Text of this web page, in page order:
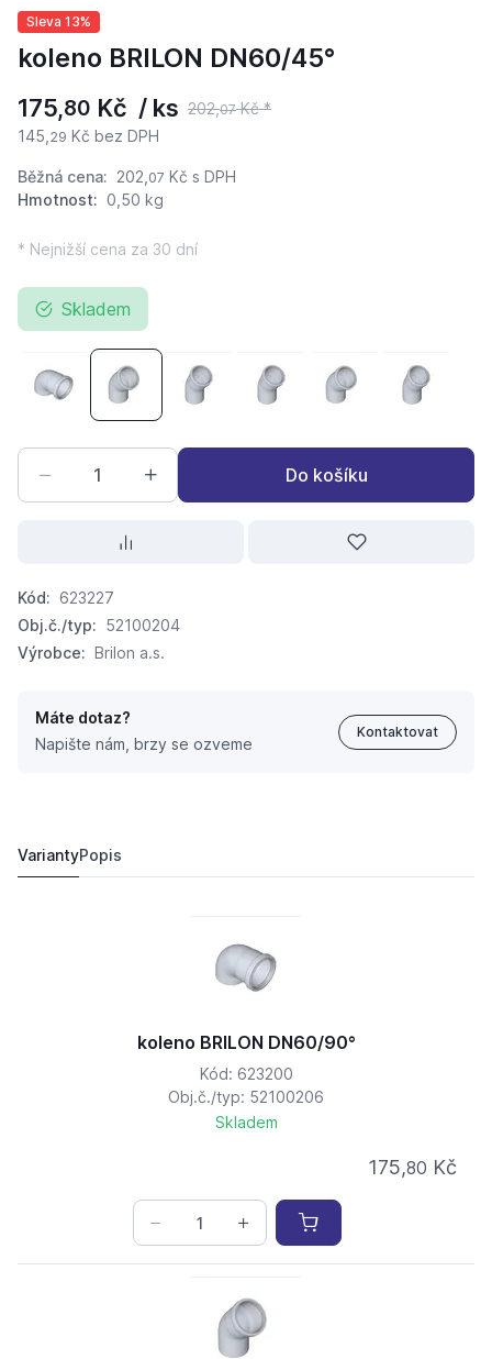
Sleva 13%
koleno BRILON DN60/45°
175,80 Kč / ks 202,07Kč *
145, 29 Kč bez DPH
Běžná cena: 202, 07 Kč s DPH
Hmotnost: 0,50 kg
* Nejnižší cena za 30 dní
Skladem
koleno BRILON DN60/90°
koleno BRILON DN60/45°
koleno BRILON DN80/30°
koleno BRILON DN80/15°
koleno BRILON
koleno
Do košíku
Kód: 623227
Obj.č./typ: 52100204
Výrobce: Brilon a.s.
Máte dotaz?
Napište nám, brzy se ozveme
Kontaktovat
VariantyPopis
koleno BRILON DN60/90°
Kód: 623200
Obj.č./typ: 52100206
Skladem
175,80 Kč